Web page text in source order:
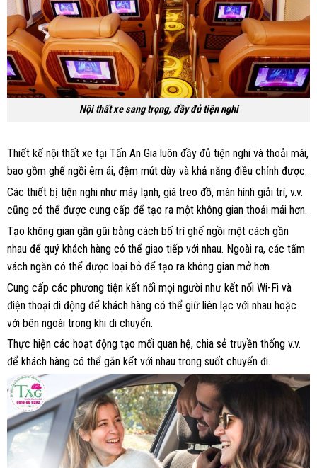
Nội thất xe sang trọng, đầy đủ tiện nghi
Thiết kế nội thất xe tại Tấn An Gia luôn đầy đủ tiện nghi và thoải mái,
bao gồm ghế ngồi êm ái, đệm mút dày và khả năng điều chỉnh được.
Các thiết bị tiện nghi như máy lạnh, giá treo đồ, màn hình giải trí, v.v.
cũng có thể được cung cấp để tạo ra một không gian thoải mái hơn.
Tạo không gian gần gũi bằng cách bố trí ghế ngồi một cách gần
nhau để quý khách hàng có thể giao tiếp với nhau. Ngoài ra, các tấm
vách ngăn có thể được loại bỏ để tạo ra không gian mở hơn.
Cung cấp các phương tiện kết nối mọi người như kết nối Wi-Fi và
điện thoại di động để khách hàng có thể giữ liên lạc với nhau hoặc
với bên ngoài trong khi di chuyển.
Thực hiện các hoạt động tạo mối quan hệ, chia sẻ truyền thống v.v.
để khách hàng có thể gắn kết với nhau trong suốt chuyến đi.